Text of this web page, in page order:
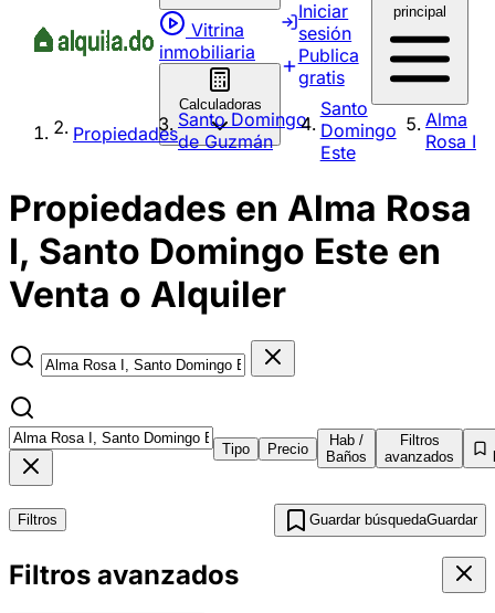
Vitrina
inmobiliaria
Calculadoras
Iniciar
sesión
Publica
gratis
principal
Propiedades
Santo Domingo
de Guzmán
Santo
Domingo
Este
Alma
Rosa I
Propiedades en Alma Rosa
I, Santo Domingo Este en
Venta o Alquiler
Tipo Precio
Hab /
Baños
Filtros
avanzados
Filtros Guardar búsquedaGuardar
Filtros avanzados